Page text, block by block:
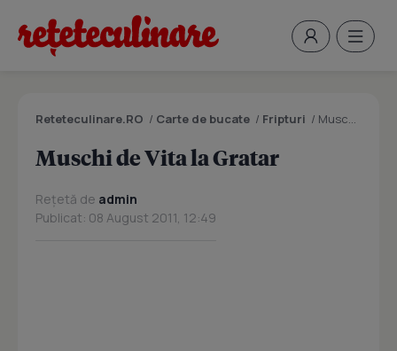
Reteteculinare.RO / Carte de bucate / Fripturi / Muschi de Vita la Gratar
Muschi de Vita la Gratar
Rețetă de admin
Publicat: 08 August 2011, 12:49